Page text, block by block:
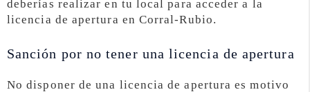
deberías realizar en tu local para acceder a la
licencia de apertura en Corral-Rubio.
Sanción por no tener una licencia de apertura
No disponer de una licencia de apertura es motivo